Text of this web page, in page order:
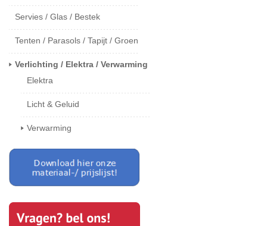
Servies / Glas / Bestek
Tenten / Parasols / Tapijt / Groen
Verlichting / Elektra / Verwarming
Elektra
Licht & Geluid
Verwarming